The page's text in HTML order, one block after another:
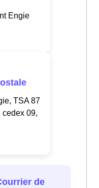
Engie
TSA 87
09,
de